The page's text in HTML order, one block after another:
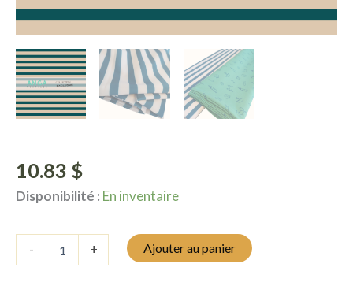
10.83 $
Disponibilité : En inventaire
- + Ajouter au panier